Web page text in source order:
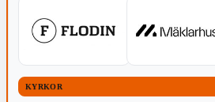
KYRKOR